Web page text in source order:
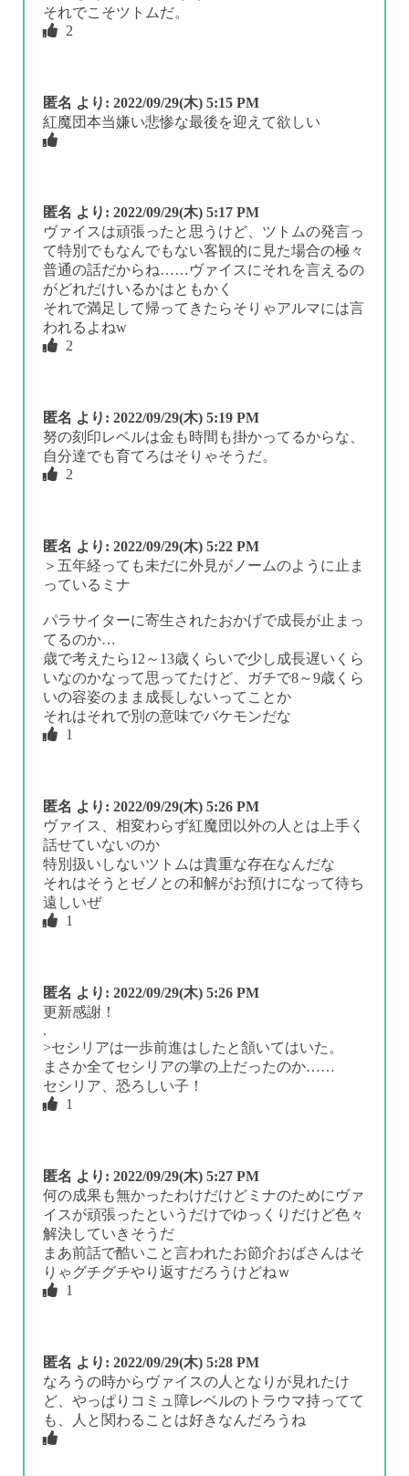
それでこそツトムだ。
2
匿名 より: 2022/09/29(木) 5:15 PM
紅魔団本当嫌い悲惨な最後を迎えて欲しい
匿名 より: 2022/09/29(木) 5:17 PM
ヴァイスは頑張ったと思うけど、ツトムの発言っ
て特別でもなんでもない客観的に見た場合の極々
普通の話だからね……ヴァイスにそれを言えるの
がどれだけいるかはともかく
それで満足して帰ってきたらそりゃアルマには言
われるよねw
2
匿名 より: 2022/09/29(木) 5:19 PM
努の刻印レベルは金も時間も掛かってるからな、
自分達でも育てろはそりゃそうだ。
2
匿名 より: 2022/09/29(木) 5:22 PM
＞五年経っても未だに外見がノームのように止ま
っているミナ
パラサイターに寄生されたおかげで成長が止まっ
てるのか…
歳で考えたら12～13歳くらいで少し成長遅いくら
いなのかなって思ってたけど、ガチで8～9歳くら
いの容姿のまま成長しないってことか
それはそれで別の意味でバケモンだな
1
匿名 より: 2022/09/29(木) 5:26 PM
ヴァイス、相変わらず紅魔団以外の人とは上手く
話せていないのか
特別扱いしないツトムは貴重な存在なんだな
それはそうとゼノとの和解がお預けになって待ち
遠しいぜ
1
匿名 より: 2022/09/29(木) 5:26 PM
更新感謝！
.
>セシリアは一歩前進はしたと頷いてはいた。
まさか全てセシリアの掌の上だったのか……
セシリア、恐ろしい子！
1
匿名 より: 2022/09/29(木) 5:27 PM
何の成果も無かったわけだけどミナのためにヴァ
イスが頑張ったというだけでゆっくりだけど色々
解決していきそうだ
まあ前話で酷いこと言われたお節介おばさんはそ
りゃグチグチやり返すだろうけどねｗ
1
匿名 より: 2022/09/29(木) 5:28 PM
なろうの時からヴァイスの人となりが見れたけ
ど、やっぱりコミュ障レベルのトラウマ持ってて
も、人と関わることは好きなんだろうね